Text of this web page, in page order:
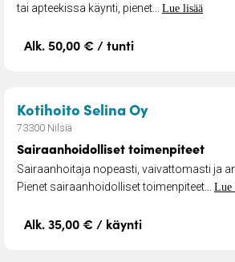
tai apteekissa käynti, pienet... Lue lisää
Alk. 50,00 € / tunti
Kotihoito Selina Oy–
73300 Nilsiä
Sairaanhoidolliset toimenpiteet
Sairaanhoitaja nopeasti, vaivattomasti ja
Pienet sairaanhoidolliset toimenpiteet... Lue
Alk. 35,00 € / käynti